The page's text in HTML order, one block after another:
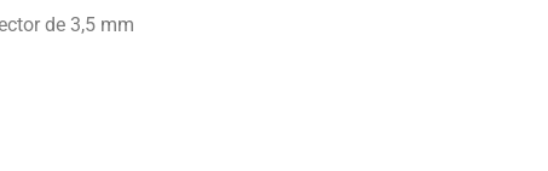
de 3,5 mm